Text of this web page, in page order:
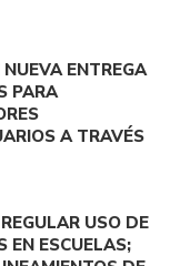
NUEVA ENTREGA
PARA
A TRAVÉS
USO DE
EN ESCUELAS;